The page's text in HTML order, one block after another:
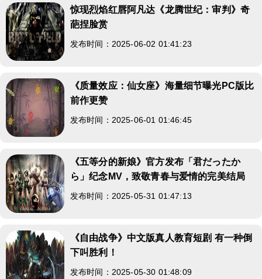
惊现烈焰红唇阿凡达《龙腾世纪：审判》奇
葩捏脸赏
发布时间：2025-06-02 01:41:23
《质量效应：仙女座》海量细节曝光PC版比
前作更赞
发布时间：2025-06-01 01:46:45
《五等分的新娘》官方发布「君だったか
ら」纪念MV，致敬青春与爱情的完美结局
发布时间：2025-05-31 01:47:13
《自由战争》中文版真人教育短剧 有一种倒
下叫胜利！
发布时间：2025-05-30 01:48:09